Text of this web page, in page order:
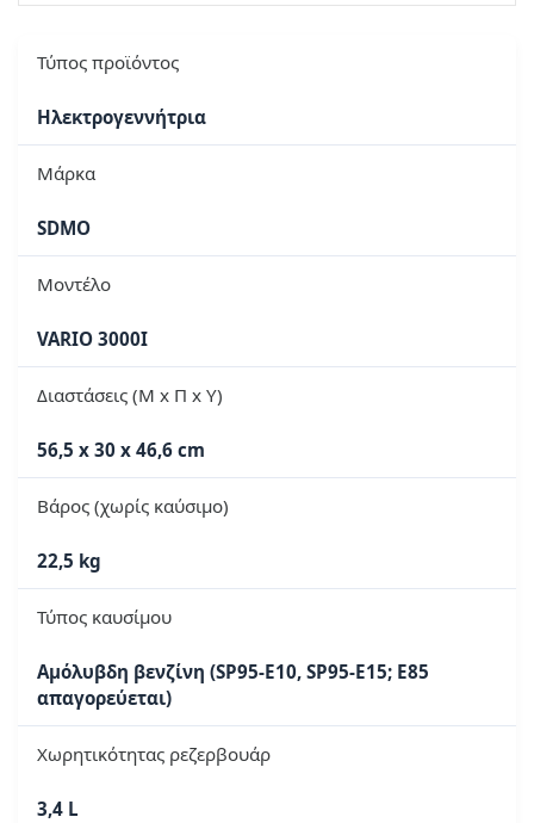
Τύπος προϊόντος
Ηλεκτρογεννήτρια
Μάρκα
SDMO
Μοντέλο
VARIO 3000I
Διαστάσεις (Μ x Π x Υ)
56,5 x 30 x 46,6 cm
Βάρος (χωρίς καύσιμο)
22,5 kg
Τύπος καυσίμου
Αμόλυβδη βενζίνη (SP95-E10, SP95-E15; E85
απαγορεύεται)
Χωρητικότητας ρεζερβουάρ
3,4 L